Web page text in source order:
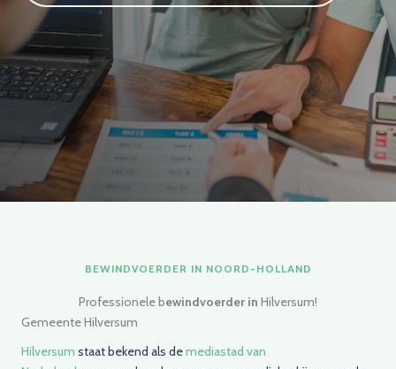
BEWINDVOERDER IN NOORD-HOLLAND
Professionele bewindvoerder in Hilversum!
Gemeente Hilversum
Hilversum staat bekend als demediastad van